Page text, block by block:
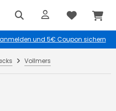
und 5€ Coupon sichern
Vollmers